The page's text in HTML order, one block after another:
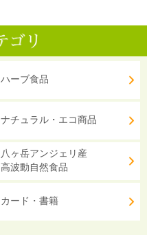
ハーブ食品
ナチュラル・エコ商品
八ヶ岳アンジェリ産
高波動自然食品
カード・書籍